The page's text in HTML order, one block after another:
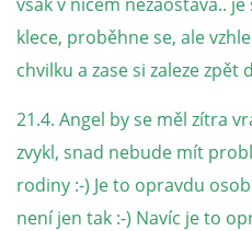
JAK NÁM POMOCI -
klece, proběhne se, ale
chvilku a zase si zaleze zpět
21.4. Angel by se měl zítra
zvykl, snad nebude mít
rodiny :-) Je to opravdu
není jen tak :-) Navíc je to